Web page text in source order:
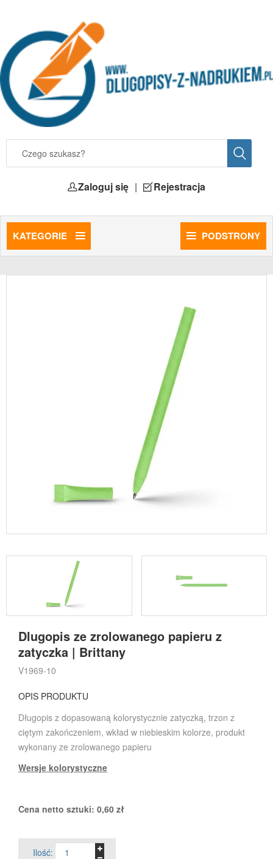
Zaloguj się | Rejestracja
KATEGORIE PODSTRONY
Dlugopis ze zrolowanego papieru z
zatyczka | Brittany
V1969-10
OPIS PRODUKTU
Długopis z dopasowaną kolorystycznie zatyczką, trzon z
ciętym zakończeniem, wkład w niebieskim kolorze, produkt
wykonany ze zrolowanego papieru
Wersje kolorystyczne
Cena netto sztuki: 0,60 zł
Ilość: